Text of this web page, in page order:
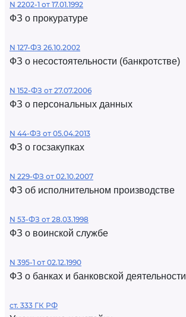
N 2202-1 от 17.01.1992
ФЗ о прокуратуре
N 127-ФЗ 26.10.2002
ФЗ о несостоятельности (банкротстве)
N 152-ФЗ от 27.07.2006
ФЗ о персональных данных
N 44-ФЗ от 05.04.2013
ФЗ о госзакупках
N 229-ФЗ от 02.10.2007
ФЗ об исполнительном производстве
N 53-ФЗ от 28.03.1998
ФЗ о воинской службе
N 395-1 от 02.12.1990
ФЗ о банках и банковской деятельности
ст. 333 ГК РФ